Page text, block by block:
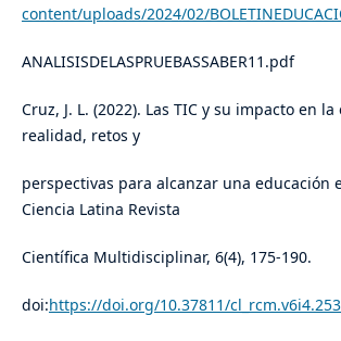
content/uploads/2024/02/
ANALISISDELASPRUEBASSABER11.pdf
Cruz, J. L. (2022). Las TIC y su impacto en
realidad, retos y
perspectivas para alcanzar una educación
Ciencia Latina Revista
Científica Multidisciplinar, 6(4), 175-190.
doi:https://doi.org/10.37811/